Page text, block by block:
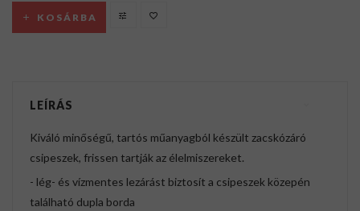
KOSÁRBA
LEÍRÁS
Kiváló minőségű, tartós műanyagból készült zacskózáró
csipeszek, frissen tartják az élelmiszereket.
- lég- és vízmentes lezárást biztosít a csipeszek közepén
található dupla borda